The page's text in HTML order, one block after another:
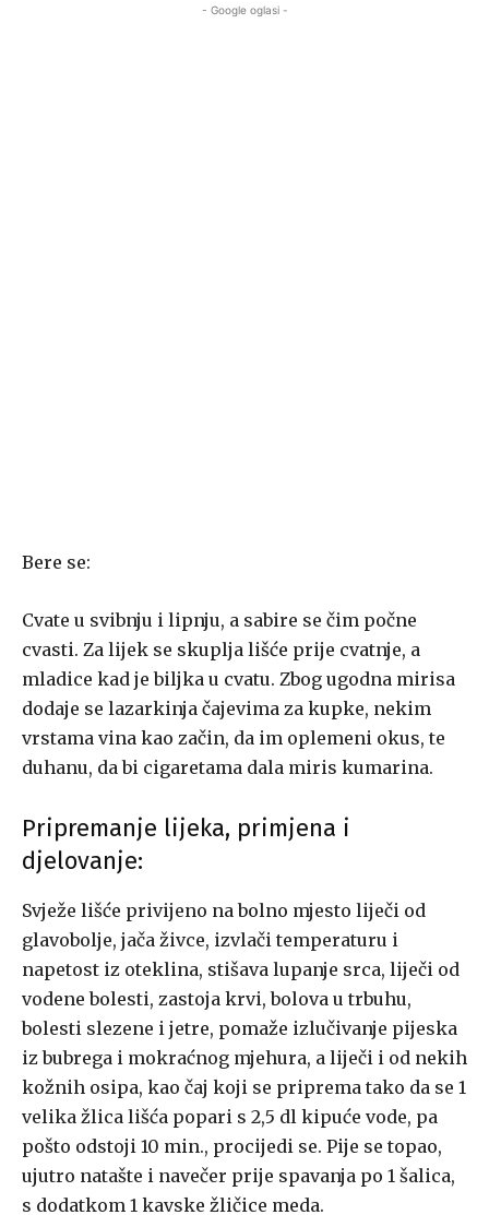
- Google oglasi -
Bere se:
Cvate u svibnju i lipnju, a sabire se čim počne
cvasti. Za lijek se skuplja lišće prije cvatnje, a
mladice kad je biljka u cvatu. Zbog ugodna mirisa
dodaje se lazarkinja čajevima za kupke, nekim
vrstama vina kao začin, da im oplemeni okus, te
duhanu, da bi cigaretama dala miris kumarina.
Pripremanje lijeka, primjena i
djelovanje:
Svježe lišće privijeno na bolno mjesto liječi od
glavobolje, jača živce, izvlači temperaturu i
napetost iz oteklina, stišava lupanje srca, liječi od
vodene bolesti, zastoja krvi, bolova u trbuhu,
bolesti slezene i jetre, pomaže izlučivanje pijeska
iz bubrega i mokraćnog mjehura, a liječi i od nekih
kožnih osipa, kao čaj koji se priprema tako da se 1
velika žlica lišća popari s 2,5 dl kipuće vode, pa
pošto odstoji 10 min., procijedi se. Pije se topao,
ujutro natašte i navečer prije spavanja po 1 šalica,
s dodatkom 1 kavske žličice meda.